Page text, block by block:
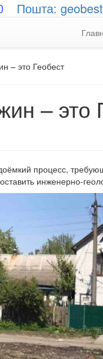
Пошта:
– это Геобест
– это
процесс,
инженерно-